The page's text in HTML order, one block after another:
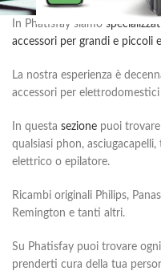
In Phatisfay siamo
accessori per grandi e piccoli
La nostra esperienza è
accessori per
In questa sezione puoi
qualsiasi phon,
elettrico o epilatore.
Ricambi originali Philips,
Remington e tanti altri.
Su Phatisfay puoi trovare
prenderti cura della tua